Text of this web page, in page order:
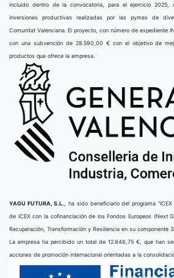
incluido dentro de la convocatoria, para el ejercicio 2025,
inversiones productivas realizadas por las pymes de
Comunitat Valenciana. El proyecto, con número de expediente
con una subvención de 28.590,00 € con el objetivo de
productos que ofrece la empresa.
YAGU FUTURA, S.L.,
ha sido beneficiario del programa
de ICEX con la cofinanciación de los Fondos Europeos (Next
Recuperación, Transformación y Resiliencia en su componente
La empresa ha percibido un total de 12.846,75 €, que han
acciones de promoción internacional orientadas a la